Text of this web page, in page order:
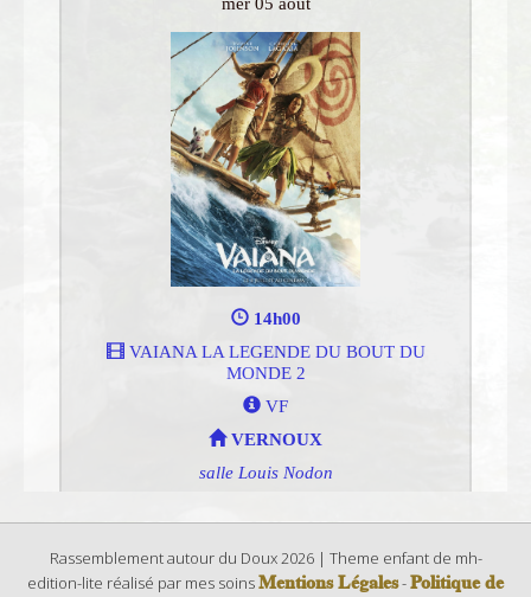
Rassemblement autour du Doux 2026 | Theme enfant de mh-
edition-lite réalisé par mes soinsMentions Légales-Politique de